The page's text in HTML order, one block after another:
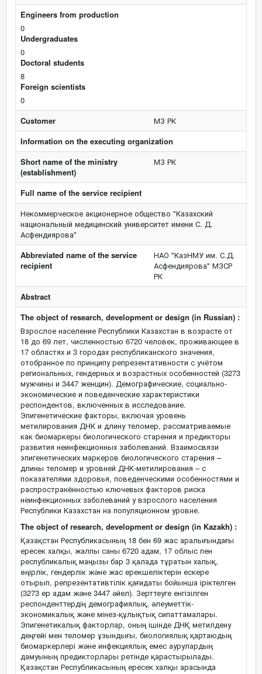
Engineers from production
0
Undergraduates
0
Doctoral students
8
Foreign scientists
0
Customer
МЗ РК
Information on the executing organization
Short name of the ministry
(establishment)
МЗ РК
Full name of the service recipient
Некоммерческое акционерное общество "Казахский
национальный медицинский университет имени С. Д.
Асфендиярова"
Abbreviated name of the service
recipient
НАО "КазНМУ им. С.Д.
Асфендиярова" МЗСР
РК
Abstract
The object of research, development or design (in Russian) :
Взрослое население Республики Казахстан в возрасте от
18 до 69 лет, численностью 6720 человек, проживающее в
17 областях и 3 городах республиканского значения,
отобранное по принципу репрезентативности с учётом
региональных, гендерных и возрастных особенностей (3273
мужчины и 3447 женщин). Демографические, социально-
экономические и поведенческие характеристики
респондентов, включенных в исследование.
Эпигенетические факторы, включая уровень
метилирования ДНК и длину теломер, рассматриваемые
как биомаркеры биологического старения и предикторы
развития неинфекционных заболеваний. Взаимосвязи
эпигенетических маркеров биологического старения –
длины теломер и уровней ДНК-метилирования – с
показателями здоровья, поведенческими особенностями и
распространённостью ключевых факторов риска
неинфекционных заболеваний у взрослого населения
Республики Казахстан на популяционном уровне.
The object of research, development or design (in Kazakh) :
Қазақстан Республикасының 18 бен 69 жас аралығындағы
ересек халқы, жалпы саны 6720 адам, 17 облыс пен
республикалық маңызы бар 3 қалада тұратын халық,
өңірлік, гендерлік және жас ерекшеліктерін ескере
отырып, репрезентативтілік қағидаты бойынша іріктелген
(3273 ер адам және 3447 әйел). Зерттеуге енгізілген
респонденттердің демографиялық, әлеуметтік-
экономикалық және мінез-құлықтық сипаттамалары.
Эпигенетикалық факторлар, оның ішінде ДНҚ метилдену
деңгейі мен теломер ұзындығы, биологиялық қартаюдың
биомаркерлері және инфекциялық емес аурулардың
дамуының предикторлары ретінде қарастырылады.
Қазақстан Республикасының ересек халқы арасында